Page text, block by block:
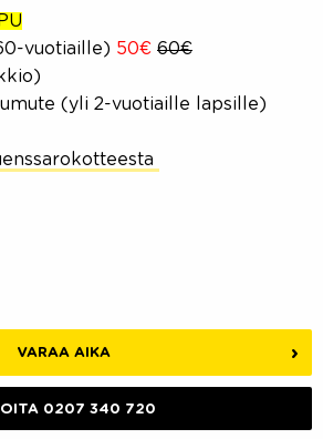
vuotiaille) 50€ 60€
(yli 2-vuotiaille lapsille)
VARAA AIKA
0207 340 720